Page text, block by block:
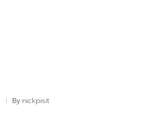
Posted
By nickpisit